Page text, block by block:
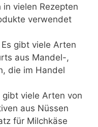
vielen Rezepten
verwendet
Es gibt viele Arten
aus Mandel-,
die im Handel
gibt viele Arten von
aus Nüssen
für Milchkäse